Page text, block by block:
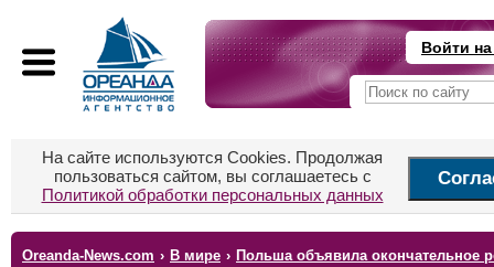
Войти
На сайте используются Cookies. Продолжая
пользоваться сайтом, вы соглашаетесь с
Политикой обработки персональных данных
Oreanda-News.com › В мире › Польша объявила окончательное